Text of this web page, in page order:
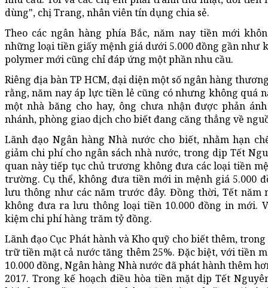
dùng", chị Trang, nhân viên tín dụng chia sẻ.
Theo các ngân hàng phía Bắc, năm nay tiền mới
những loại tiền giấy mệnh giá dưới 5.000 đồng gần như
polymer mới cũng chỉ đáp ứng một phần nhu cầu.
Riêng địa bàn TP HCM, đại diện một số ngân hàng
rằng, năm nay áp lực tiền lẻ cũng có nhưng không quá
một nhà băng cho hay, ông chưa nhận được phản
nhánh, phòng giao dịch cho biết đang căng thẳng về
Lãnh đạo Ngân hàng Nhà nước cho biết, nhằm hạn
giảm chi phí cho ngân sách nhà nước, trong dịp Tết
quan này tiếp tục chủ trương không đưa các loại tiền
trường. Cụ thể, không đưa tiền mới in mệnh giá 5.000
lưu thông như các năm trước đây. Đồng thời, Tết năm
không đưa ra lưu thông loại tiền 10.000 đồng in mới.
kiệm chi phí hàng trăm tỷ đồng.
Lãnh đạo Cục Phát hành và Kho quỹ cho biết thêm,
trữ tiền mặt cả nước tăng thêm 25%. Đặc biệt, với tiền
10.000 đồng, Ngân hàng Nhà nước đã phát hành thêm
2017. Trong kế hoạch điều hòa tiền mặt dịp Tết